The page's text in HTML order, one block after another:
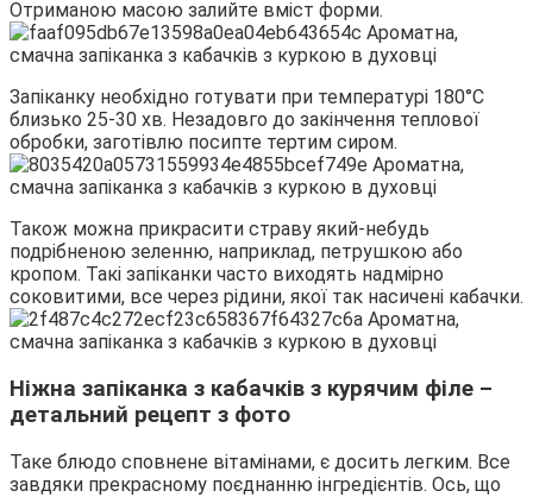
Отриманою масою залийте вміст форми.
Запіканку необхідно готувати при температурі 180°C
близько 25-30 хв. Незадовго до закінчення теплової
обробки, заготівлю посипте тертим сиром.
Також можна прикрасити страву який-небудь
подрібненою зеленню, наприклад, петрушкою або
кропом. Такі запіканки часто виходять надмірно
соковитими, все через рідини, якої так насичені кабачки.
Ніжна запіканка з кабачків з курячим філе –
детальний рецепт з фото
Таке блюдо сповнене вітамінами, є досить легким. Все
завдяки прекрасному поєднанню інгредієнтів. Ось, що